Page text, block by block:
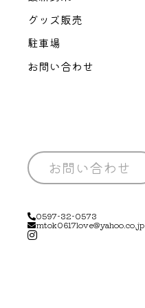
グッズ販売
駐車場
お問い合わせ
お問い合わせ
0597-32-0573
mtok0617love@yahoo.co.jp